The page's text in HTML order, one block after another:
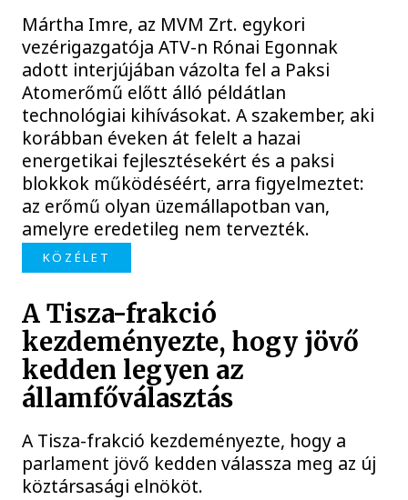
Mártha Imre, az MVM Zrt. egykori
vezérigazgatója ATV-n Rónai Egonnak
adott interjújában vázolta fel a Paksi
Atomerőmű előtt álló példátlan
technológiai kihívásokat. A szakember, aki
korábban éveken át felelt a hazai
energetikai fejlesztésekért és a paksi
blokkok működéséért, arra figyelmeztet:
az erőmű olyan üzemállapotban van,
amelyre eredetileg nem tervezték.
KÖZÉLET
A Tisza-frakció
kezdeményezte, hogy jövő
kedden legyen az
államfőválasztás
A Tisza-frakció kezdeményezte, hogy a
parlament jövő kedden válassza meg az új
köztársasági elnököt.